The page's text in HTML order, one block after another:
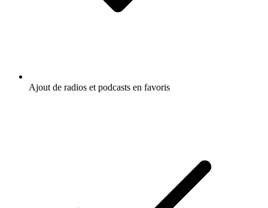
Ajout de radios et podcasts en favoris